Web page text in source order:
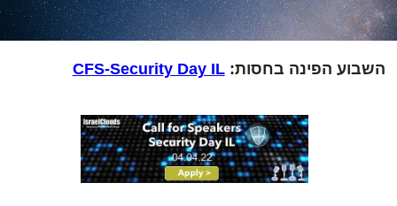
השבוע הפינה בחסות:CFS-Security Day IL